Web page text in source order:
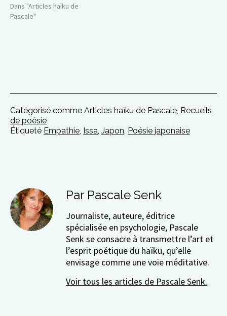
Dans "Articles haïku de
Pascale"
Catégorisé comme Articles haïku de Pascale, Recueils
de poésie
Étiqueté Empathie, Issa, Japon, Poésie japonaise
Par Pascale Senk
Journaliste, auteure, éditrice
spécialisée en psychologie, Pascale
Senk se consacre à transmettre l’art et
l’esprit poétique du haïku, qu’elle
envisage comme une voie méditative.
Voir tous les articles de Pascale Senk.